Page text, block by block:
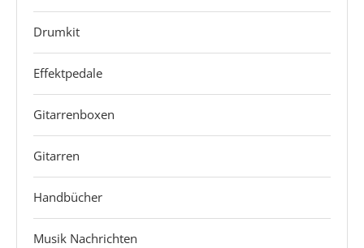
Drumkit
Effektpedale
Gitarrenboxen
Gitarren
Handbücher
Musik Nachrichten